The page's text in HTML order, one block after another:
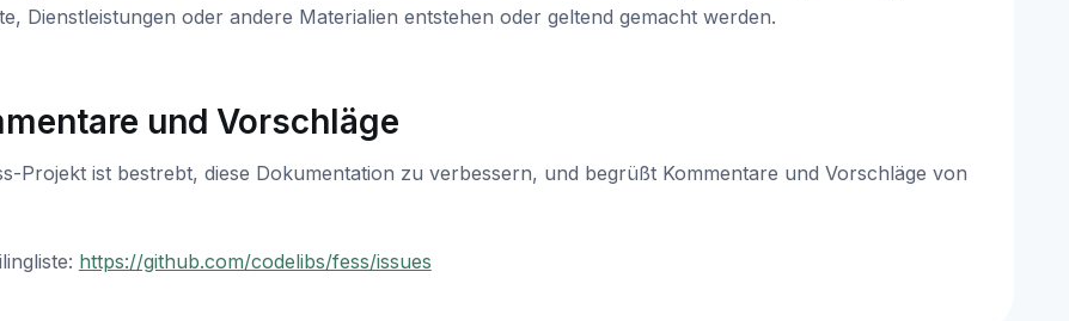
Dienstleistungen oder andere Materialien entstehen oder geltend gemacht werden.
und Vorschläge
Projekt ist bestrebt, diese Dokumentation zu verbessern, und begrüßt Kommentare und Vorschläge von
https://github.com/codelibs/fess/issues